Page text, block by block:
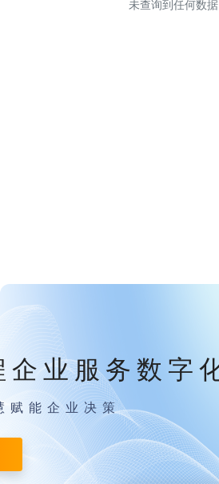
未查询到任何数据
企业服务数字
赋能企业决策